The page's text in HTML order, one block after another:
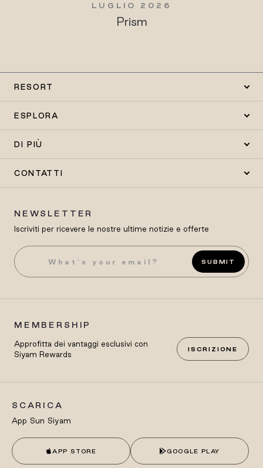
LUGLIO 2026
Prism
RESORT
ESPLORA
DI PIÙ
CONTATTI
NEWSLETTER
Iscriviti per ricevere le nostre ultime notizie e offerte
SUBMIT
MEMBERSHIP
Approfitta dei vantaggi esclusivi con
Siyam Rewards
ISCRIZIONE
SCARICA
App Sun Siyam
APP STORE GOOGLE PLAY